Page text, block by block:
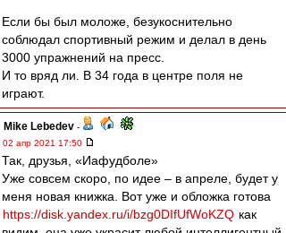
Если бы был моложе, безукоснительно
соблюдал спортивный режим и делал в день
3000 упражнений на пресс.
И то вряд ли. В 34 года в центре поля не
играют.
Mike Lebedev -
02 апр 2021 17:50
Так, друзья, «Иафудболе»
Уже совсем скоро, по идее – в апреле, будет у
меня новая книжка. Вот уже и обложка готова
https://disk.yandex.ru/i/bzg0DIfUfWoKZQ как